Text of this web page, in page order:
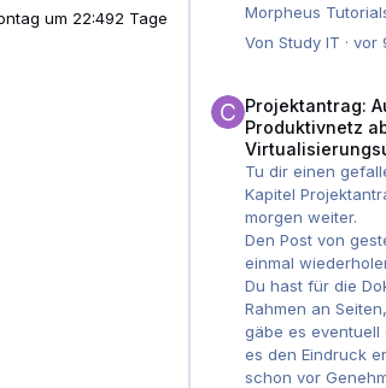
um 22:492 Tage
Morpheus
Themen sehr
Versuche
ER-Diagramme
selbst erfundenen
Notation in Fleisch
Viel Erfolg beim
Prüfung!
Von Study IT · vor
Projektantrag:
Produktivnetz
Tu dir einen
Kapitel
morgen weiter.
Den Post von
einmal
Du hast für die
Rahmen an
gäbe es eventuell
es den Eindruck
schon vor